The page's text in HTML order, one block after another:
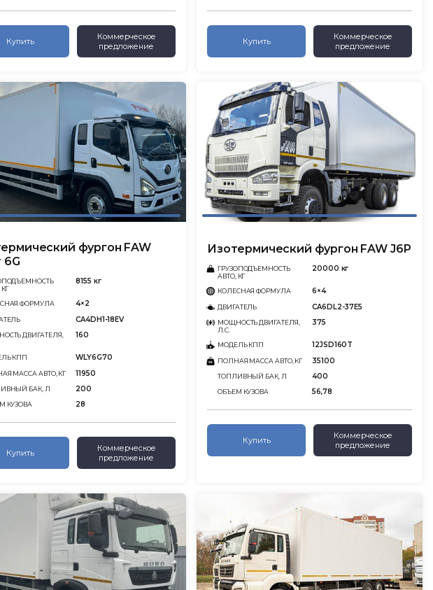
Купить
Коммерческое
предложение
Купить
Коммерческое
предложение
фургон FAW
6G
8155 кг
ФОРМУЛА 4×2
CA4DH1-18EV
ДВИГАТЕЛЯ,
160
КПП WLY6G70
МАССА АВТО, КГ 11950
БАК, Л 200
КУЗОВА 28
Купить
Коммерческое
предложение
Изотермический фургон FAW J6P
ГРУЗОПОДЪЕМНОСТЬ
АВТО, КГ
20000 кг
КОЛЕСНАЯ ФОРМУЛА 6×4
ДВИГАТЕЛЬ CA6DL2-37E5
МОЩНОСТЬ ДВИГАТЕЛЯ,
Л.С.
375
МОДЕЛЬ КПП 12JSD160T
ПОЛНАЯ МАССА АВТО, КГ 35100
ТОПЛИВНЫЙ БАК, Л 400
ОБЪЕМ КУЗОВА 56,78
Купить
Коммерческое
предложение